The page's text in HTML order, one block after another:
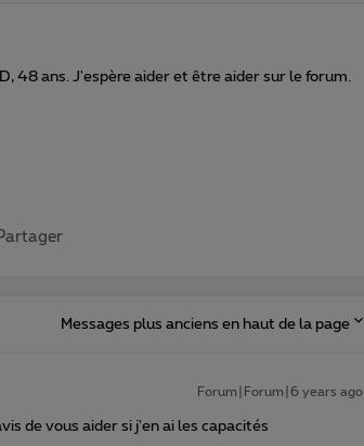
48 ans. J'espère aider et être aider sur le forum.
Messages plus anciens en haut de la page
Forum|Forum|6 years ago
de vous aider si j'en ai les capacités